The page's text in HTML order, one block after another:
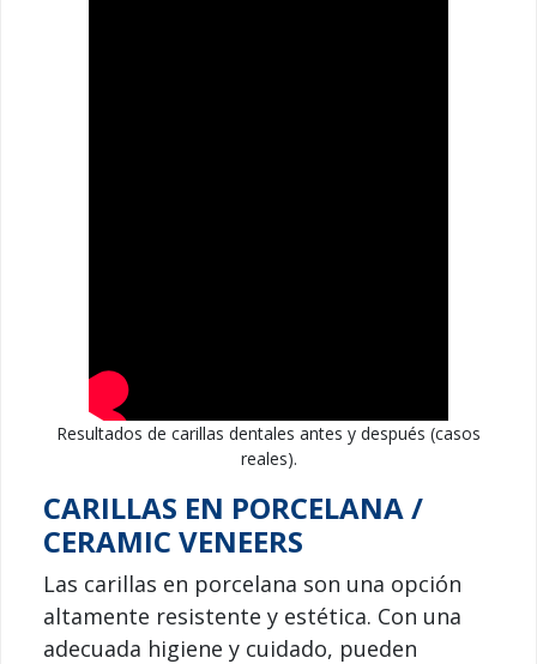
Resultados de carillas dentales antes y después (casos
reales).
CARILLAS EN PORCELANA /
CERAMIC VENEERS
Las carillas en porcelana son una opción
altamente resistente y estética. Con una
adecuada higiene y cuidado, pueden